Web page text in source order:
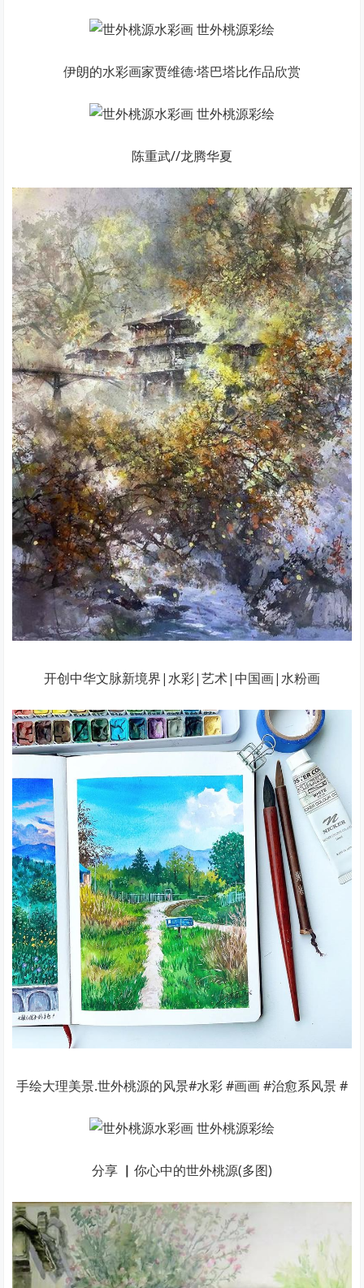
伊朗的水彩画家贾维德·塔巴塔比作品欣赏
陈重武//龙腾华夏
开创中华文脉新境界|水彩|艺术|中国画|水粉画
手绘大理美景.世外桃源的风景#水彩 #画画 #治愈系风景 #
分享 ▏你心中的世外桃源(多图)